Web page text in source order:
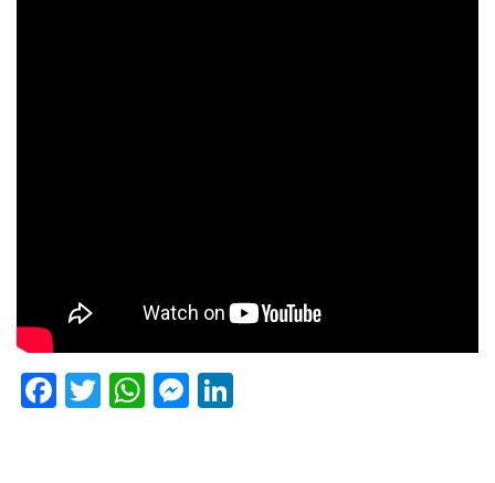
Facebook
Twitter
WhatsApp
Messenger